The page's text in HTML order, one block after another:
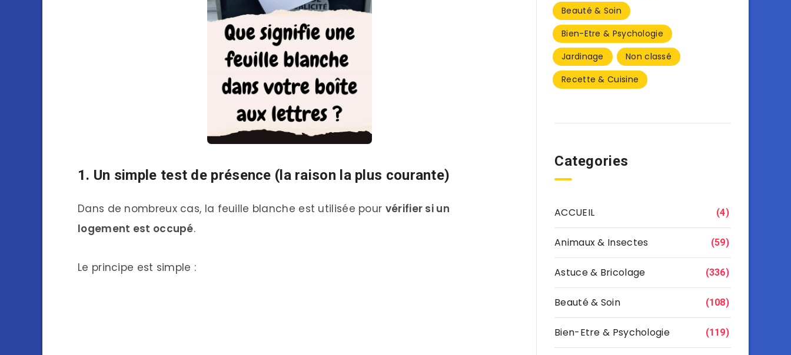
1. Un simple test de présence (la raison la plus courante)
Dans de nombreux cas, la feuille blanche est utilisée pour vérifier si un
logement est occupé.
Le principe est simple :
Beauté & Soin
Bien-Etre & Psychologie
Jardinage
Non classé
Recette & Cuisine
Categories
ACCUEIL (4)
Animaux & Insectes (59)
Astuce & Bricolage (336)
Beauté & Soin (108)
Bien-Etre & Psychologie (119)